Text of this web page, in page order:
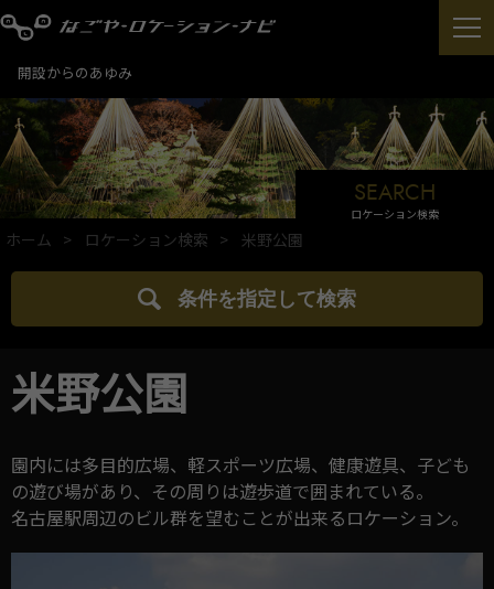
開設からのあゆみ
SEARCH
ロケーション検索
ホーム ロケーション検索 米野公園
条件を指定して検索
米野公園
園内には多目的広場、軽スポーツ広場、健康遊具、子ども
の遊び場があり、その周りは遊歩道で囲まれている。
名古屋駅周辺のビル群を望むことが出来るロケーション。